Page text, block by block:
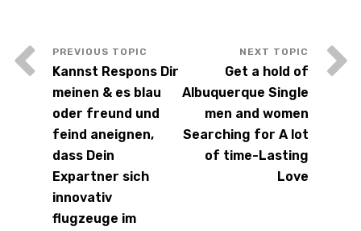
Kannst Respons Dir
meinen & es blau
oder freund und
feind aneignen,
dass Dein
Expartner sich
innovativ
flugzeuge im
Get a hold of
Albuquerque Single
men and women
Searching for A lot
of time-Lasting
Love